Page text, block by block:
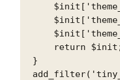
return
}